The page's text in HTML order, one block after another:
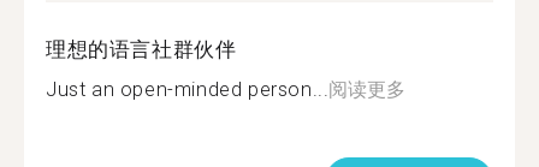
理想的语言社群伙伴
Just an open-minded person...阅读更多